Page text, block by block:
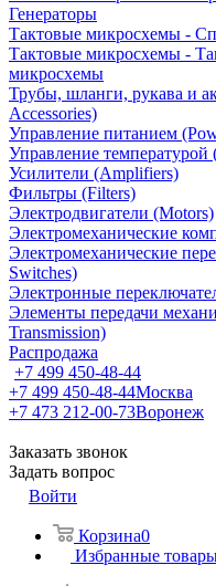
Генераторы
Тактовые микросхемы -
Тактовые микросхемы -
микросхемы
Трубы, шланги, рукава и
Accessories)
Управление питанием
Управление температурой
Усилители (Amplifiers)
Фильтры (Filters)
Электродвигатели (Motors)
Электромеханические
Электромеханические
Switches)
Электронные
Элементы передачи
Transmission)
Распродажа
+7 499 450-48-44
+7 499 450-48-44Москва
+7 473 212-00-73Воронеж
Заказать звонок
Задать вопрос
Войти
Корзина0
Избранные